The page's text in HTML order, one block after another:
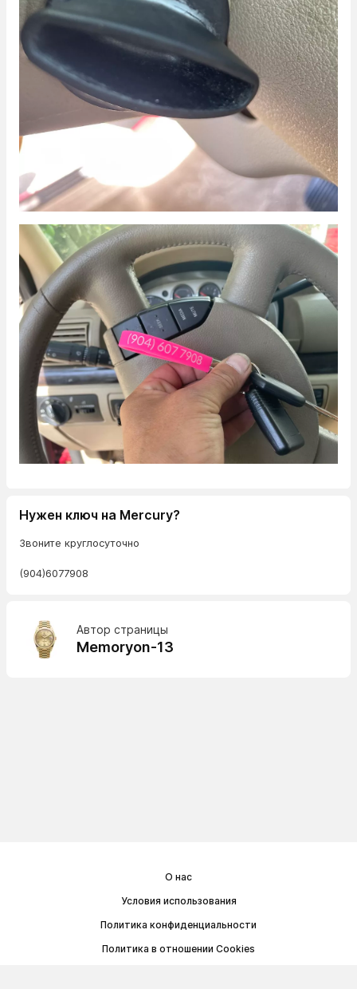
Нужен ключ на Mercury?
Звоните круглосуточно
(904)6077908
Автор страницы
Memoryon-13
О нас
Условия использования
Политика конфиденциальности
Политика в отношении Cookies